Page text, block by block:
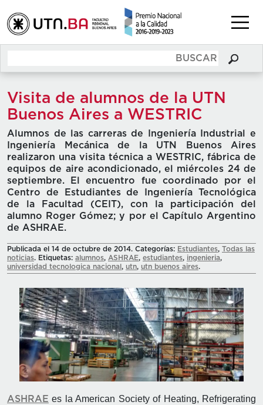
Visita de alumnos de la UTN
Buenos Aires a WESTRIC
Alumnos de las carreras de Ingeniería Industrial e
Ingeniería Mecánica de la UTN Buenos Aires
realizaron una visita técnica a WESTRIC, fábrica de
equipos de aire acondicionado, el miércoles 24 de
septiembre. El encuentro fue coordinado por el
Centro de Estudiantes de Ingeniería Tecnológica
de la Facultad (CEIT), con la participación del
alumno Roger Gómez; y por el Capítulo Argentino
de ASHRAE.
Publicada el 14 de octubre de 2014. Categorías: Estudiantes, Todas las
noticias. Etiquetas: alumnos, ASHRAE, estudiantes, ingenieria,
universidad tecnologica nacional , utn, utn buenos aires.
ASHRAE es la American Society of Heating, Refrigerating